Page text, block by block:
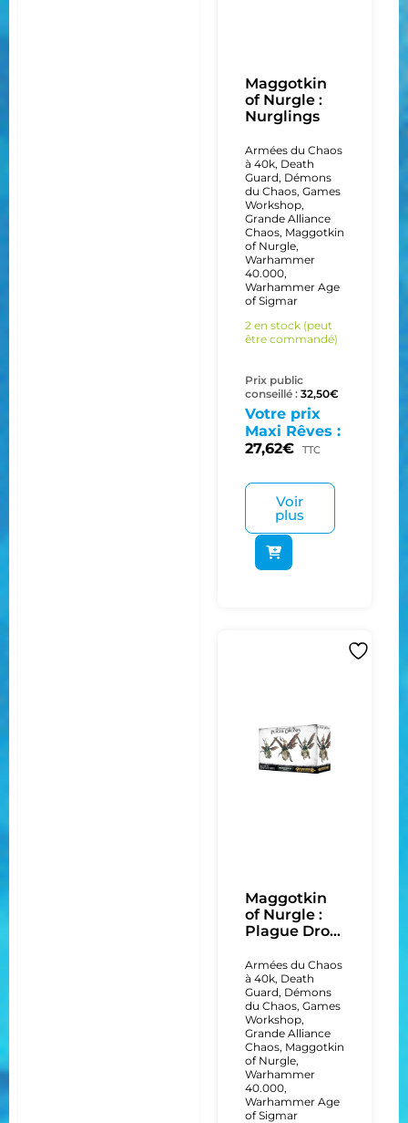
Maggotkin
of Nurgle :
Nurglings
Armées du Chaos
à 40k, Death
Guard, Démons
du Chaos, Games
Workshop,
Grande Alliance
Chaos, Maggotkin
of Nurgle,
Warhammer
40.000,
Warhammer Age
of Sigmar
2 en stock (peut
être commandé)
Prix public
conseillé : 32,50€
Votre prix
Maxi Rêves :
27,62€ TTC
Voir
plus
Maggotkin
of Nurgle :
Plague Dro...
Armées du Chaos
à 40k, Death
Guard, Démons
du Chaos, Games
Workshop,
Grande Alliance
Chaos, Maggotkin
of Nurgle,
Warhammer
40.000,
Warhammer Age
of Sigmar